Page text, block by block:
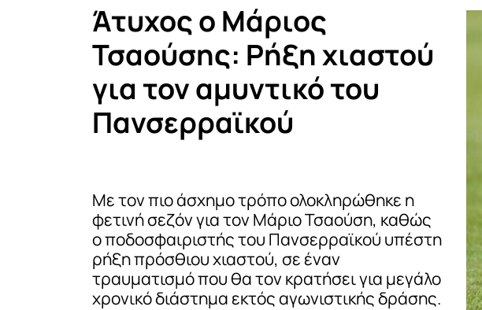
Άτυχος ο Μάριος
Τσαούσης: Ρήξη χιαστού
για τον αμυντικό του
Πανσερραϊκού
Με τον πιο άσχημο τρόπο ολοκληρώθηκε η
φετινή σεζόν για τον Μάριο Τσαούση, καθώς
ο ποδοσφαιριστής του Πανσερραϊκού υπέστη
ρήξη πρόσθιου χιαστού, σε έναν
τραυματισμό που θα τον κρατήσει για μεγάλο
χρονικό διάστημα εκτός αγωνιστικής δράσης.